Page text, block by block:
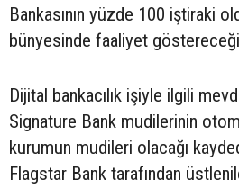
Bankasının yüzde 100 iştiraki
bünyesinde faaliyet
Dijital bankacılık işiyle ilgili
Signature Bank mudilerinin
kurumun mudileri olacağı
Flagstar Bank tarafından